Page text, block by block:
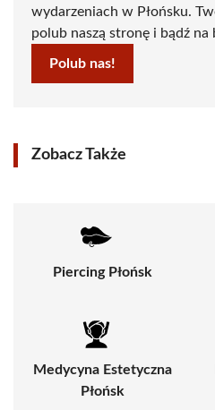
wydarzeniach w Płońsku.
polub naszą stronę i bądź na
Polub nas!
Zobacz Także
Piercing Płońsk
Medycyna Estetyczna
Płońsk